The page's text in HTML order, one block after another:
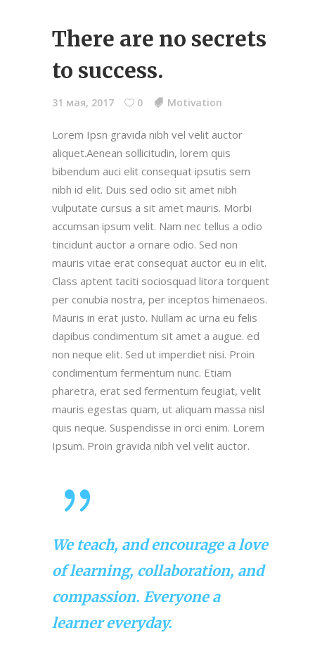
There are no secrets
to success.
31 мая, 2017 0 Motivation
Lorem Ipsn gravida nibh vel velit auctor
aliquet.Aenean sollicitudin, lorem quis
bibendum auci elit consequat ipsutis sem
nibh id elit. Duis sed odio sit amet nibh
vulputate cursus a sit amet mauris. Morbi
accumsan ipsum velit. Nam nec tellus a odio
tincidunt auctor a ornare odio. Sed non
mauris vitae erat consequat auctor eu in elit.
Class aptent taciti sociosquad litora torquent
per conubia nostra, per inceptos himenaeos.
Mauris in erat justo. Nullam ac urna eu felis
dapibus condimentum sit amet a augue. ed
non neque elit. Sed ut imperdiet nisi. Proin
condimentum fermentum nunc. Etiam
pharetra, erat sed fermentum feugiat, velit
mauris egestas quam, ut aliquam massa nisl
quis neque. Suspendisse in orci enim. Lorem
Ipsum. Proin gravida nibh vel velit auctor.
We teach, and encourage a love
of learning, collaboration, and
compassion. Everyone a
learner everyday.